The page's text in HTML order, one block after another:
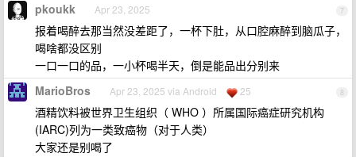
7
pkoukk Apr 23, 2025
报着喝醉去那当然没差距了，一杯下肚，从口腔麻醉到脑瓜子，
喝啥都没区别
一口一口的品，一小杯喝半天，倒是能品出分别来
8
MarioBros Apr 23, 2025 via Android 25
酒精饮料被世界卫生组织（ WHO ）所属国际癌症研究机构
(IARC)列为一类致癌物（对于人类）
大家还是别喝了